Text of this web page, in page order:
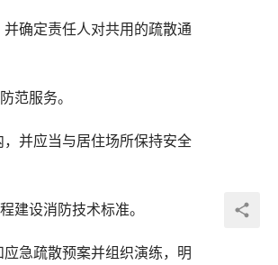
确定责任人对共用的疏散通
范服务。
并应当与居住场所保持安全
建设消防技术标准。
急疏散预案并组织演练，明